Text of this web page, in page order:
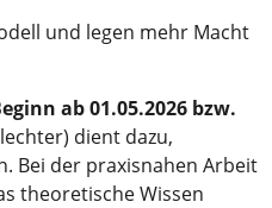
und legen mehr Macht
ab 01.05.2026 bzw.
dient dazu,
Bei der praxisnahen Arbeit
theoretische Wissen